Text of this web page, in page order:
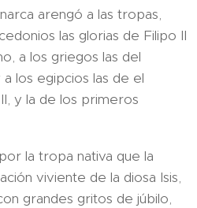
arengó a las tropas,
las glorias de Filipo II
a los griegos las del
los egipcios las de el
y la de los primeros
la tropa nativa que la
viviente de la diosa Isis,
grandes gritos de júbilo,